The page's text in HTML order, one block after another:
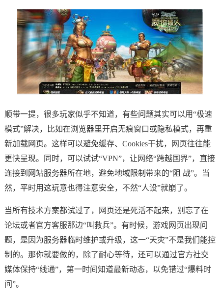
顺带一提，很多玩家似乎不知道，有些问题其实可以用“极速
模式”解决，比如在浏览器里开启无痕窗口或隐私模式，再重
新加载网页。这样可以避免缓存、Cookies干扰，网页往往能
更快呈现。同时，可以试试“VPN”，让网络“跨越国界”，直接
连接到网站服务器所在地，避免地域限制带来的“阻 战”。当
然，平时用这玩意也得注意安全，不然“人设”就崩了。
当所有技术方案都试过了，网页还是死活不起来，别忘了在
论坛或者官方客服那边“叫救兵”。有时候，游戏网页出现问
题，是因为服务器临时维护或升级，这一“天灾”不是我们能控
制的。那你就要做的，除了耐心等待，还可以通过官方社交
媒体保持“线通”，第一时间知道最新动态，以免错过“爆料时
间”。